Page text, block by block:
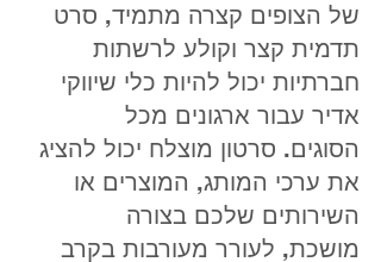
של הצופים קצרה מתמיד, סרט
תדמית קצר וקולע לרשתות
חברתיות יכול להיות כלי שיווקי
אדיר עבור ארגונים מכל
הסוגים. סרטון מוצלח יכול להציג
את ערכי המותג, המוצרים או
השירותים שלכם בצורה
מושכת, לעורר מעורבות בקרב